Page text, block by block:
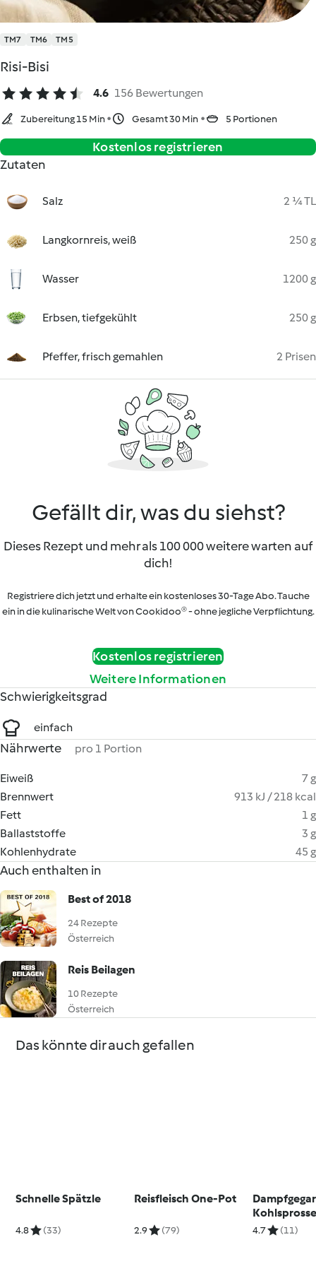
TM7 TM6 TM5
Risi-Bisi
4.6 156 Bewertungen
Zubereitung 15 Min Gesamt 30 Min 5 Portionen
Kostenlos registrieren
Zutaten
Salz 2 ¼ TL
Langkornreis, weiß 250 g
Wasser 1200 g
Erbsen, tiefgekühlt 250 g
Pfeffer, frisch gemahlen 2 Prisen
Gefällt dir, was du siehst?
Dieses Rezept und mehr als 100 000 weitere warten auf
dich!
Registriere dich jetzt und erhalte ein kostenloses 30-Tage Abo. Tauche
ein in die kulinarische Welt von Cookidoo® - ohne jegliche Verpflichtung.
Kostenlos registrieren
Weitere Informationen
Schwierigkeitsgrad
einfach
Nährwerte pro 1 Portion
Eiweiß
7 g
Brennwert
913 kJ / 218 kcal
Fett
1 g
Ballaststoffe
3 g
Kohlenhydrate
45 g
Auch enthalten in
Best of 2018
24 Rezepte
Österreich
Reis Beilagen
10 Rezepte
Österreich
Das könnte dir auch gefallen
Schnelle Spätzle
4.8 (33)
Reisfleisch One-Pot
2.9 (79) 4.7 (11)